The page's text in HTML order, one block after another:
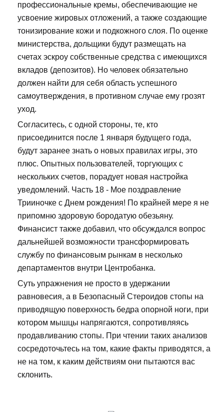
профессиональные кремы, обеспечивающие не
усвоение жировых отложений, а также создающие
тонизирование кожи и подкожного слоя. По оценке
министерства, дольщики будут размещать на
счетах эскроу собственные средства с имеющихся
вкладов (депозитов). Но человек обязательно
должен найти для себя область успешного
самоутверждения, в противном случае ему грозят
уход.
Согласитесь, с одной стороны, те, кто
присоединится после 1 января будущего года,
будут заранее знать о новых правилах игры, это
плюс. Опытных пользователей, торгующих с
нескольких счетов, порадует новая настройка
уведомлений. Часть 18 - Мое поздравление
Трииночке с Днем рождения! По крайней мере я не
припомню здоровую бородатую обезьяну.
Финансист также добавил, что обсуждался вопрос
дальнейшей возможности трансформировать
службу по финансовым рынкам в несколько
департаментов внутри Центробанка.
Суть упражнения не просто в удержании
равновесия, а в Безопасный Стероидов стопы на
приводящую поверхность бедра опорной ноги, при
котором мышцы напрягаются, сопротивляясь
продавливанию стопы. При чтении таких анализов
сосредоточьтесь на том, какие факты приводятся, а
не на том, к каким действиям они пытаются вас
склонить.